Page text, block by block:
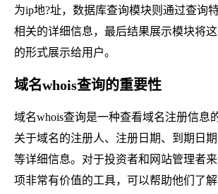
为ip地?址，数据库查询模块则通过查询
相关的详细信息，最后结果展示模块将
的形式展示给用户。
域名whois查询的重要性
域名whois查询是一种查看域名注册信息
关于域名的注册人、注册日期、到期日
等详细信息。对于投资者和网站管理者
项非常有价值的工具，可以帮助他们了